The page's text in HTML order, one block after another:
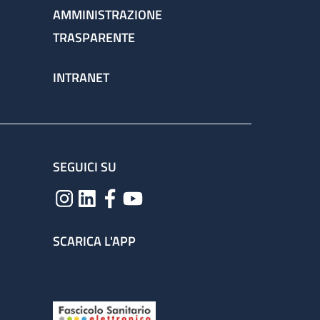
AMMINISTRAZIONE
TRASPARENTE
INTRANET
SEGUICI SU
SCARICA L'APP